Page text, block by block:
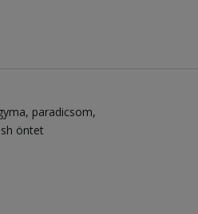
paradicsom
öntet